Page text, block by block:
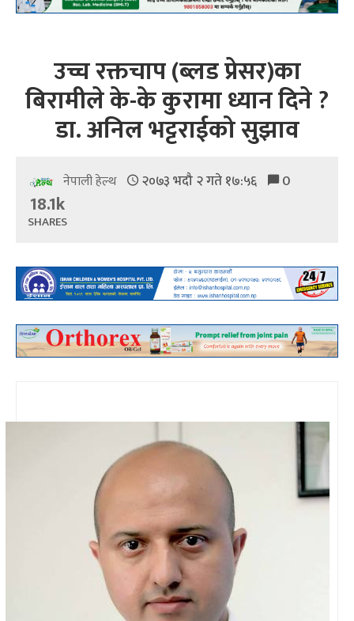
उच्च रक्तचाप (ब्लड प्रेसर)का
बिरामीले के-के कुरामा ध्यान दिने ?
डा. अनिल भट्टराईको सुझाव
नेपाली हेल्थ २०७३ भदौ २ गते १७:५६ 0
18.1k
SHARES